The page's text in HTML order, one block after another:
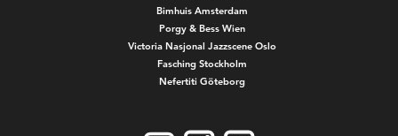
Bimhuis Amsterdam
Porgy & Bess Wien
Victoria Nasjonal Jazzscene Oslo
Fasching Stockholm
Nefertiti Göteborg